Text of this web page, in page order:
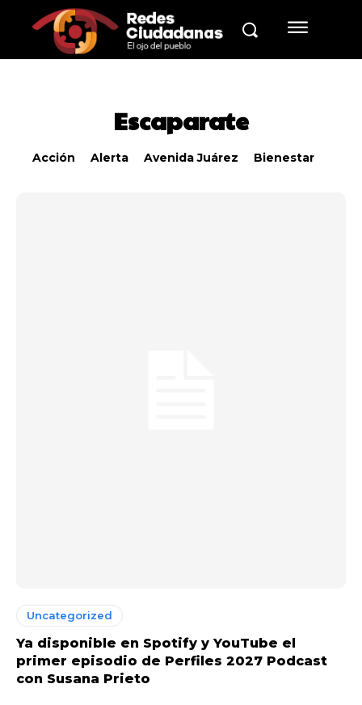
Escaparate
Acción Alerta Avenida Juárez Bienestar
Uncategorized
Ya disponible en Spotify y YouTube el
primer episodio de Perfiles 2027 Podcast
con Susana Prieto